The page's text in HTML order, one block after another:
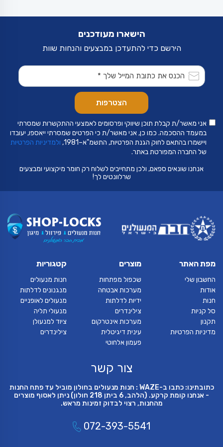
את
הישארו מעודכנים
הירשם כדי להתעדכן במבצעים והנחות שוות
אני מאשר/ת קבלת תוכן שיווקי ופרסומים לאמצעי ההתקשרות שמסרתי
במעמד ההסכמה. כמו כן, אני מאשר/ת כי הפרטים שמסרתי ייאספו, יעובדו
ויישמרו בהתאם לחוק הגנת הפרטיות, התשמ"א–1981,
ולמדיניות הפרטיות
של החברה המפורטת באתר.
אנחנו שונאים ספאם, ולכן מתחייבים לשלוח רק חומר מיקצועי ומבצעים
שרלוונטים לך!
מפת האתר
החשבון שלי
אודות
חנות
סל קניות
תקנון
מדיניות הפרטיות
מוצרים
שכפול מפתחות
מערכות אבטחה
ידיות לדלתות
צילינדרים
מערכות אינטרקום
עינית דיגיטלית
פעמון אלחוטי
קטגוריות
חנות מנעולים
מנגנונים לדלתות
מנעולים לאופניים
מנעולי תליה
ציוד למנעולן
צילינדרים
צור קשר
כתובתינו: כתבו ב-WAZE : חנות מנעולים בחולון מוביל עד פתח החנות
- אנחנו קומת קרקע. (הלהב, 6 ביתן 218 חולון) ניתן לאסוף מוצרים
מהחנות, רצוי לבדוק זמינות מראש.
072-393-5541